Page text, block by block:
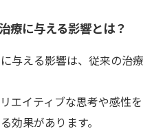
療に与える影響とは？
与える影響は、従来の治療
エイティブな思考や感性を
効果があります。